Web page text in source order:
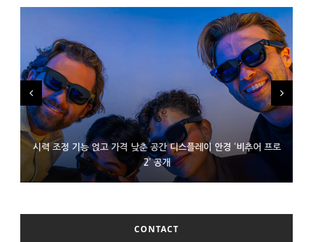
시력 조정 기능 얹고 가격 낮춘 공간 디스플레이 안경 ‘비추어 프로
2’ 공개
D램 부족에 10억달러어치 아이폰18 프로세서 패키징 대기 중
300~400달러 반지형 스피커 준비하는 오픈AI
CONTACT